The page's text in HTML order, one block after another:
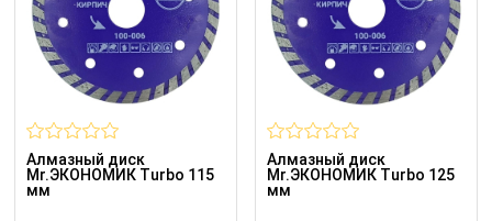
Алмазный диск
Mr.ЭКОНОМИК Turbo 115
мм
Алмазный диск
Mr.ЭКОНОМИК Turbo 125
мм